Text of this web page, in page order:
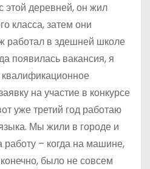
этой деревней, он жил
класса, затем они
работал в здешней школе
появилась вакансия, я
на участие в конкурсе
уже третий год работаю
Мы жили в городе и
– когда на машине,
было не совсем